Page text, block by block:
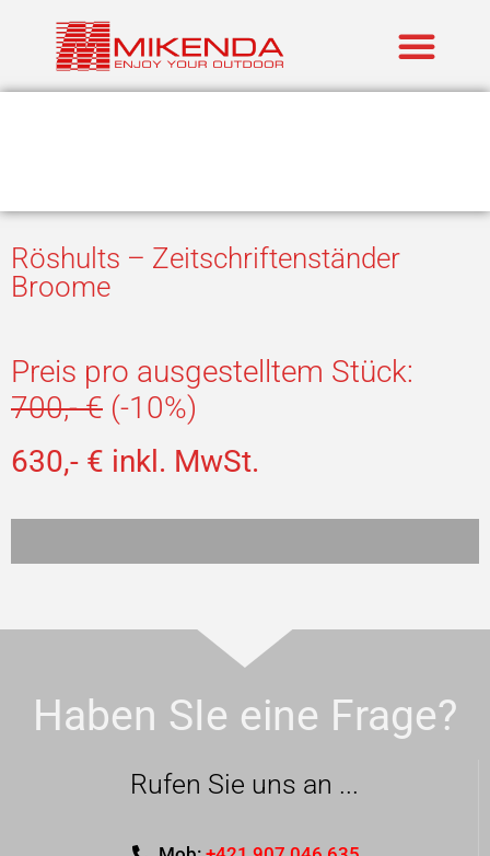
Röshults – Zeitschriftenständer
Broome
Preis pro ausgestelltem Stück:
700,- € (-10%)
630,- € inkl. MwSt.
Haben SIe eine Frage?
Rufen Sie uns an ...